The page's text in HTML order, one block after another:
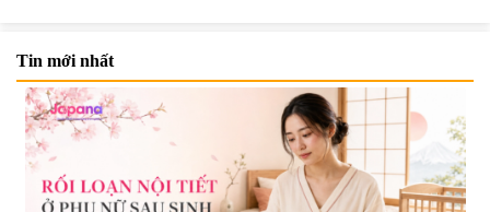
Mặt Nạ Nichiei Bussan Nano
NMN+ 3D Face Mask Luxury (8
miếng)
0
Viên uống bổ não Ribeto Shoji
Ichoha Ekisu Plus - 90 viên
|57.920
Tin mới nhất